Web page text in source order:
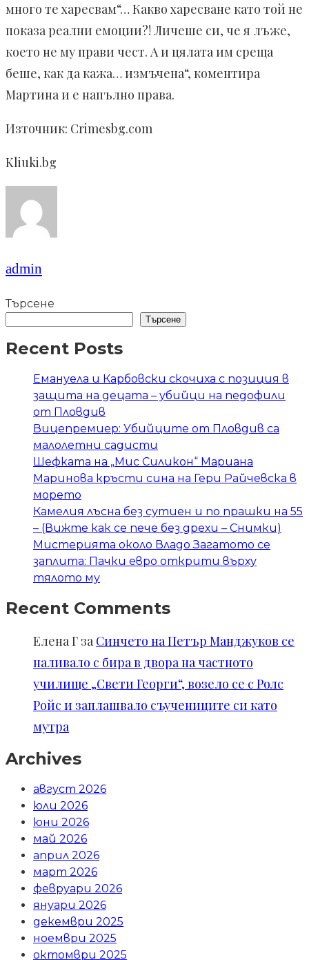
много те харесвам“… Какво харесване като той не
показа реални емоции?! Личеше си, че я лъже,
което не му прави чест. А и цялата им среща
беше, как да кажа… измъчена“, коментира
Мартина и е напълно права.
Източник: Crimesbg.com
Kliuki.bg
admin
Търсене
Търсене
Recent Posts
Емануела и Карбовски скочиха с позиция в
защита на децата – убийци на педофили
от Пловдив
Вицепремиер: Убийците от Пловдив са
малолетни садисти
Шефката на „Мис Силикон“ Мариана
Маринова кръсти сина на Гери Райчевска в
морето
Камелия лъсна без сутиен и по прашки на 55
– (Вижте как се пече без дрехи – Снимки)
Мистерията около Владо Загатото се
заплита: Пачки евро открити върху
тялото му
Recent Comments
Елена Г за Синчето на Петър Манджуков се
наливало с бира в двора на частното
училище „Свети Георги“, возело се с Ролс
Ройс и заплашвало съучениците си като
мутра
Archives
август 2026
юли 2026
юни 2026
май 2026
април 2026
март 2026
февруари 2026
януари 2026
декември 2025
ноември 2025
октомври 2025